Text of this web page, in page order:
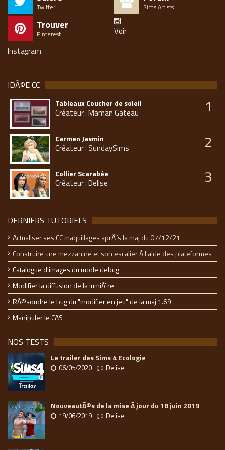
-
r
a
.
c
/
Twitter Sims Artists
Trouver
Pinterest
Voir
Instagram
IDÃ©E CC
Tableaux Coucher de soleil
Créateur : Maman Gateau 1
Carmen Jasmin
Créateur : SundaySims 2
Collier Scarabée
Créateur : Delise 3
DERNIERS TUTORIELS
Actualiser ses CC maquillages aprÃ¨s la maj du 07/12/21
Construire une mezzanine et son escalier Ã l'aide des plateformes
Catalogue d'images du mode debug
Modifier la diffusion de la lumiÃ¨re
RÃ©soudre le bug du "modifier en jeu" de la maj 1.69
Manipuler le CAS
NOS TESTS
Le trailer des Sims 4 Ecologie
06/05/2020 Delise
NouveautÃ©s de la mise Ã jour du 18 juin 2019
19/06/2019 Delise